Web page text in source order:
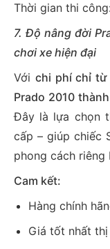
Thời gian thi
7. Độ nâng đời
chơi xe hiện đại
Với chi phí chỉ từ
Prado 2010
Đây là lựa chọn
cấp – giúp chiếc
phong cách
Cam kết:
Hàng chính
Giá tốt nhất